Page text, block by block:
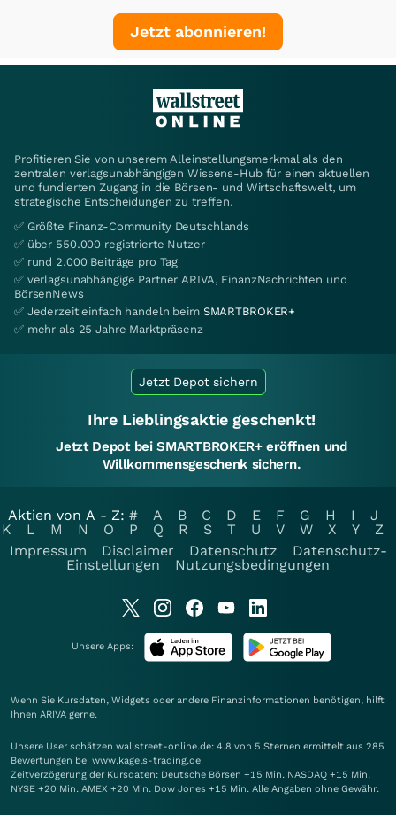
Jetzt abonnieren!
Profitieren Sie von unserem Alleinstellungsmerkmal als den
zentralen verlagsunabhängigen Wissens-Hub für einen aktuellen
und fundierten Zugang in die Börsen- und Wirtschaftswelt, um
strategische Entscheidungen zu treffen.
✅ Größte Finanz-Community Deutschlands
✅ über 550.000 registrierte Nutzer
✅ rund 2.000 Beiträge pro Tag
✅ verlagsunabhängige Partner ARIVA, FinanzNachrichten und
BörsenNews
✅ Jederzeit einfach handeln beim SMARTBROKER+
✅ mehr als 25 Jahre Marktpräsenz
Jetzt Depot sichern
Ihre Lieblingsaktie geschenkt!
Jetzt Depot bei SMARTBROKER+ eröffnen und
Willkommensgeschenk sichern.
Aktien von A - Z: # A B C D E F G H I
J
K
L M N O P Q R S T U V W X Y
Z
Impressum
Disclaimer Datenschutz
Datenschutz-
Einstellungen
Nutzungsbedingungen
Unsere Apps:
Wenn Sie Kursdaten, Widgets oder andere Finanzinformationen benötigen, hilft
Ihnen ARIVA gerne.
Unsere User schätzen wallstreet-online.de: 4.8 von 5 Sternen ermittelt aus 285
Bewertungen bei www.kagels-trading.de
Zeitverzögerung der Kursdaten: Deutsche Börsen +15 Min. NASDAQ +15 Min.
NYSE +20 Min. AMEX +20 Min. Dow Jones +15 Min. Alle Angaben ohne Gewähr.